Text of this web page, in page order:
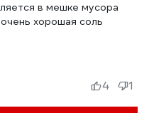
в мешке мусора
хорошая соль
4 1